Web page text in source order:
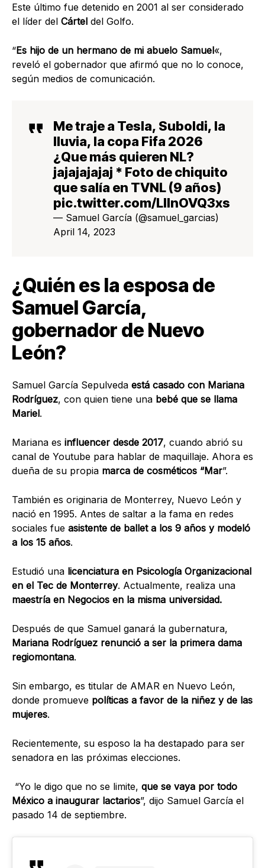
Este último fue detenido en 2001 al ser considerado
el líder del Cártel del Golfo.
“Es hijo de un hermano de mi abuelo Samuel«,
reveló el gobernador que afirmó que no lo conoce,
según medios de comunicación.
Me traje a Tesla, Suboldi, la
lluvia, la copa Fifa 2026
¿Que más quieren NL?
jajajajajaj * Foto de chiquito
que salía en TVNL (9 años)
pic.twitter.com/LIlnOVQ3xs
— Samuel García (@samuel_garcias)
April 14, 2023
¿Quién es la esposa de
Samuel García,
gobernador de Nuevo
León?
Samuel García Sepulveda está casado con Mariana
Rodríguez, con quien tiene una bebé que se llama
Mariel.
Mariana es influencer desde 2017, cuando abrió su
canal de Youtube para hablar de maquillaje. Ahora es
dueña de su propia marca de cosméticos “Mar”.
También es originaria de Monterrey, Nuevo León y
nació en 1995. Antes de saltar a la fama en redes
sociales fue asistente de ballet a los 9 años y modeló
a los 15 años.
Estudió una licenciatura en Psicología Organizacional
en el Tec de Monterrey. Actualmente, realiza una
maestría en Negocios en la misma universidad.
Después de que Samuel ganará la gubernatura,
Mariana Rodríguez renunció a ser la primera dama
regiomontana.
Sin embargo, es titular de AMAR en Nuevo León,
donde promueve políticas a favor de la niñez y de las
mujeres.
Recientemente, su esposo la ha destapado para ser
senadora en las próximas elecciones.
“Yo le digo que no se limite, que se vaya por todo
México a inaugurar lactarios”, dijo Samuel García el
pasado 14 de septiembre.